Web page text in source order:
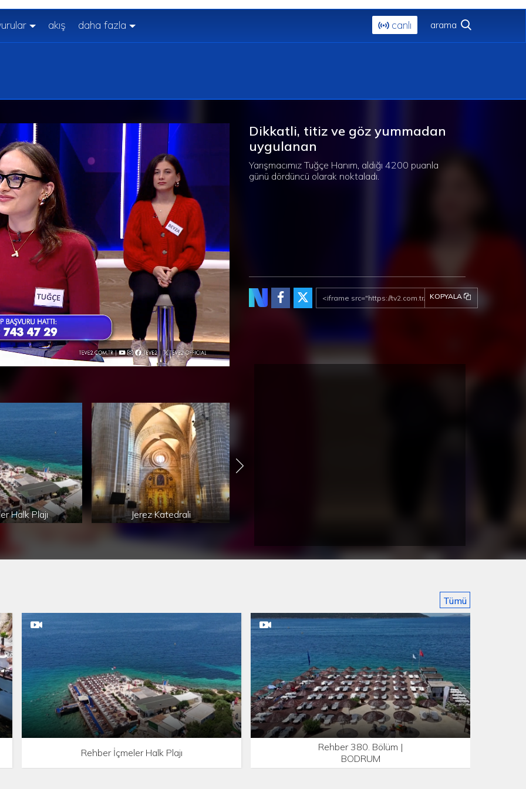
akış daha fazla canlı
Halk Plajı Jerez Katedrali
Dikkatli, titiz ve göz yummadan
uygulanan
Yarışmacımız Tuğçe Hanım, aldığı 4200 puanla
günü dördüncü olarak noktaladı.
KOPYALA
Rehber İçmeler Halk Plajı
Rehber 380. Bölüm |
BODRUM
Tümü